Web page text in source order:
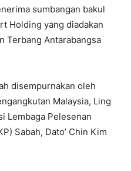
sumbangan bakul
Holding yang diadakan
Terbang Antarabangsa
disempurnakan oleh
Malaysia, Ling
Lembaga Pelesenan
Sabah, Dato’ Chin Kim